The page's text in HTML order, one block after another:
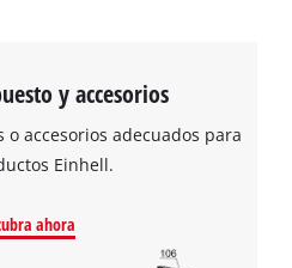
y accesorios
accesorios adecuados para
Einhell.
ahora